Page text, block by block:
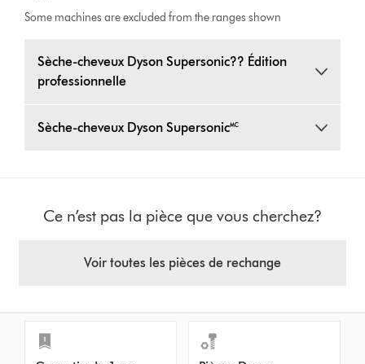
Some machines are excluded from the ranges shown
Sèche-cheveux Dyson Supersonic?? Édition
professionnelle
Sèche-cheveux Dyson Supersonic🅪
Ce n’est pas la pièce que vous cherchez?
Voir toutes les pièces de rechange